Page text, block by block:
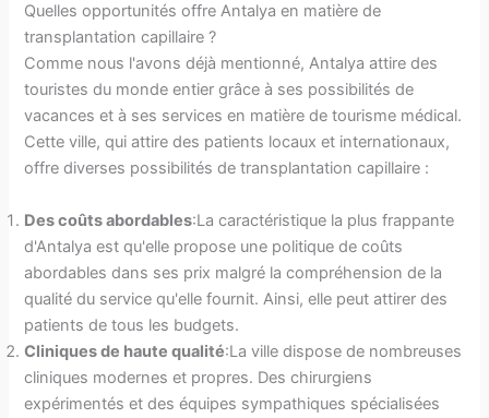
Quelles opportunités offre Antalya en matière de
transplantation capillaire ?
Comme nous l'avons déjà mentionné, Antalya attire des
touristes du monde entier grâce à ses possibilités de
vacances et à ses services en matière de tourisme médical.
Cette ville, qui attire des patients locaux et internationaux,
offre diverses possibilités de transplantation capillaire :
Des coûts abordables:La caractéristique la plus frappante
d'Antalya est qu'elle propose une politique de coûts
abordables dans ses prix malgré la compréhension de la
qualité du service qu'elle fournit. Ainsi, elle peut attirer des
patients de tous les budgets.
Cliniques de haute qualité:La ville dispose de nombreuses
cliniques modernes et propres. Des chirurgiens
expérimentés et des équipes sympathiques spécialisées